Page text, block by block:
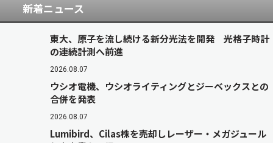
新着ニュース
東大、原子を流し続ける新分光法を開発 光格子時計
の連続計測へ前進
2026.08.07
ウシオ電機、ウシオライティングとジーベックスとの
合併を発表
2026.08.07
Lumibird、Cilas株を売却しレーザー・メガジュール